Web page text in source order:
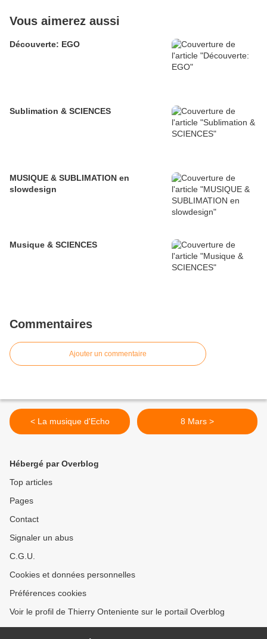
Vous aimerez aussi
Découverte: EGO
Sublimation & SCIENCES
MUSIQUE & SUBLIMATION en
slowdesign
Musique & SCIENCES
Commentaires
Ajouter un commentaire
< La musique d'Echo 8 Mars >
Hébergé par Overblog
Top articles
Pages
Contact
Signaler un abus
C.G.U.
Cookies et données personnelles
Préférences cookies
Voir le profil de Thierry Onteniente sur le portail Overblog